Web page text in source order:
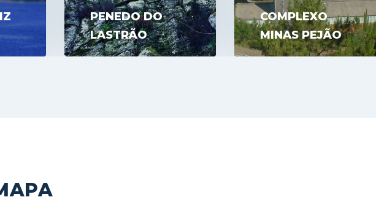
PENEDO DO
LASTRÃO
COMPLEXO
MINAS PEJÃO